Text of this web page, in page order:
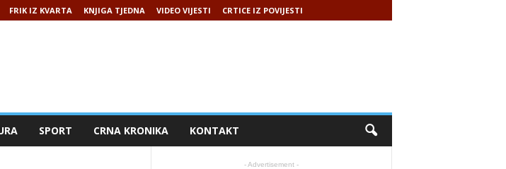
FRIK IZ KVARTA KNJIGA TJEDNA VIDEO VIJESTI CRTICE IZ POVIJESTI
SPORT CRNA KRONIKA KONTAKT
- Advertisement -